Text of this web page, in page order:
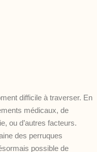
difficile à traverser. En
médicaux, de
ou d’autres facteurs.
des perruques
possible de